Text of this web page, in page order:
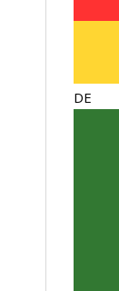
DE